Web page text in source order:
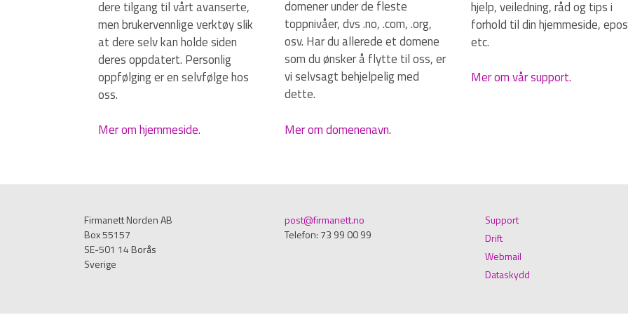
dere tilgang til vårt avanserte,
men brukervennlige verktøy slik
at dere selv kan holde siden
deres oppdatert. Personlig
oppfølging er en selvfølge hos
oss.
Mer om hjemmeside.
domener under de fleste
toppnivåer, dvs .no, .com, .org,
osv. Har du allerede et domene
som du ønsker å flytte til oss, er
vi selvsagt behjelpelig med
dette.
Mer om domenenavn.
hjelp, veiledning, råd og tips i
forhold til din hjemmeside,
etc.
Mer om vår support.
Firmanett Norden AB
Box 55157
SE-501 14 Borås
Sverige
post@firmanett.no
Telefon: 73 99 00 99
Support
Drift
Webmail
Dataskydd